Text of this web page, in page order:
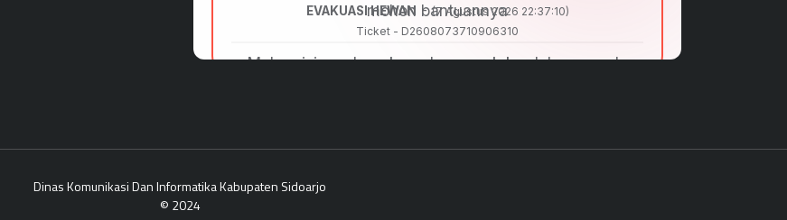
Dinas Komunikasi Dan Informatika Kabupaten Sidoarjo
© 2024